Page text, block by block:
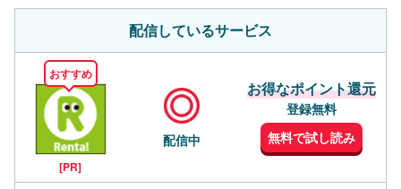
配信しているサービス
おすすめ
[PR]
配信中
お得なポイント還元
登録無料
無料で試し読み